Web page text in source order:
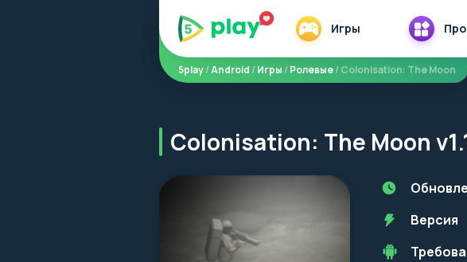
Игры
5play/Android /Игры /Ролевые/ Colonisation: The Moon
Colonisation: The Moon
Версия